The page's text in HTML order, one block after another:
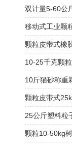
双计量5-60公
移动式工业颗
颗粒皮带式橡
10-25千克颗
10斤猫砂称重
颗粒皮带式
25公斤塑料粒
颗粒10-50kg